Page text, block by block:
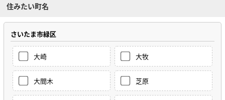
住みたい町名
さいたま市緑区
大崎 大牧
大間木 芝原